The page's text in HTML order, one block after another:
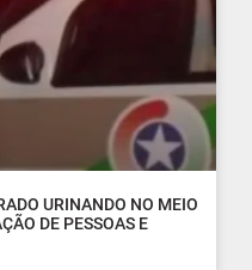
URINANDO NO MEIO
DE PESSOAS E